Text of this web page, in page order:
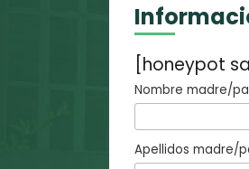
[honeypot
Nombre madre/
Apellidos madre/